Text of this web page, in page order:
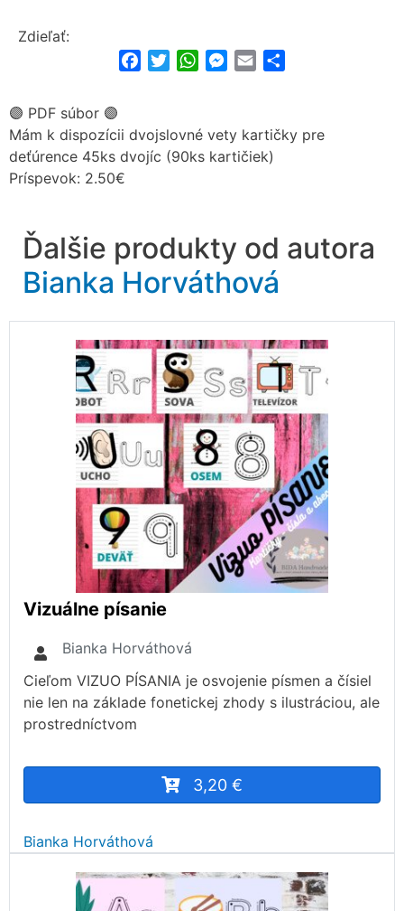
Zdieľať:
FacebookTwitterWhatsApp
Messenger
Email
🟣 PDF súbor 🟣
Mám k dispozícii dvojslovné vety kartičky pre
deťúrence 45ks dvojíc (90ks kartičiek)
Príspevok: 2.50€
Ďalšie produkty od autora
Bianka Horváthová
Vizuálne písanie
Bianka Horváthová
Cieľom VIZUO PÍSANIA je osvojenie písmen a čísiel
nie len na základe fonetickej zhody s ilustráciou, ale
prostredníctvom
3,20 €
Bianka Horváthová